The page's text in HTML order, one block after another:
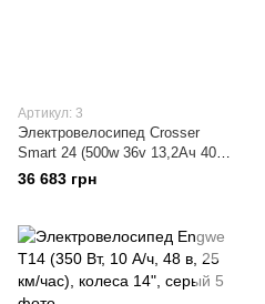
Артикул: 3
Электровелосипед Crosser
Smart 24 (500w 36v 13,2Ач 40
км/час ) ЧОРНЫЙ
36 683 грн